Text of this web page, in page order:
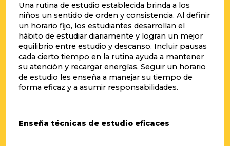
Una rutina de estudio establecida brinda a los
niños un sentido de orden y consistencia. Al definir
un horario fijo, los estudiantes desarrollan el
hábito de estudiar diariamente y logran un mejor
equilibrio entre estudio y descanso. Incluir pausas
cada cierto tiempo en la rutina ayuda a mantener
su atención y recargar energías. Seguir un horario
de estudio les enseña a manejar su tiempo de
forma eficaz y a asumir responsabilidades.
Enseña técnicas de estudio eficaces